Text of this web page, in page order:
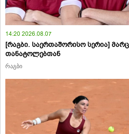
14:20 2026.08.07
[რაგბი. საერთაშორისო სერია]
თანატოლებთან
რაგბი